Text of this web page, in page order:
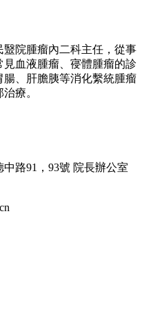
院腫瘤內二科主任，從事
血液腫瘤、寑體腫瘤的診
、肝膽胰等消化繫統腫瘤
療。
路91，93號 院長辦公室